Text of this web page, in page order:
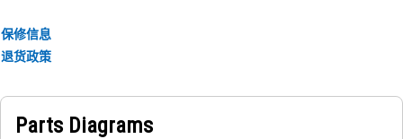
保修信息
退货政策
Parts Diagrams